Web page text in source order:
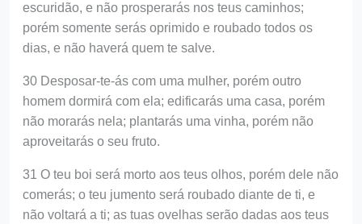
escuridão, e não prosperarás nos teus caminhos;
porém somente serás oprimido e roubado todos os
dias, e não haverá quem te salve.
30 Desposar-te-ás com uma mulher, porém outro
homem dormirá com ela; edificarás uma casa, porém
não morarás nela; plantarás uma vinha, porém não
aproveitarás o seu fruto.
31 O teu boi será morto aos teus olhos, porém dele não
comerás; o teu jumento será roubado diante de ti, e
não voltará a ti; as tuas ovelhas serão dadas aos teus